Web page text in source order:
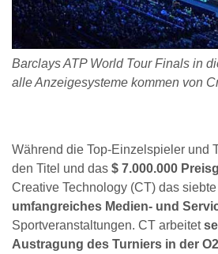
Barclays ATP World Tour Finals in
alle Anzeigesysteme kommen von
Während die Top-Einzelspieler und
den Titel und das $ 7.000.000
Creative Technology (CT) das
umfangreiches Medien- und
Sportveranstaltungen. CT arbeitet
Austragung des Turniers in der